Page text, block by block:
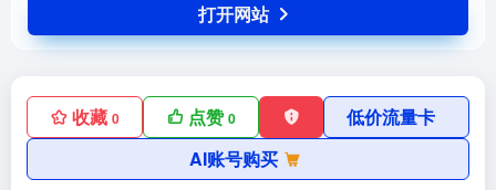
打开网站
收藏 0 点赞0
低价流量卡
AI账号购买